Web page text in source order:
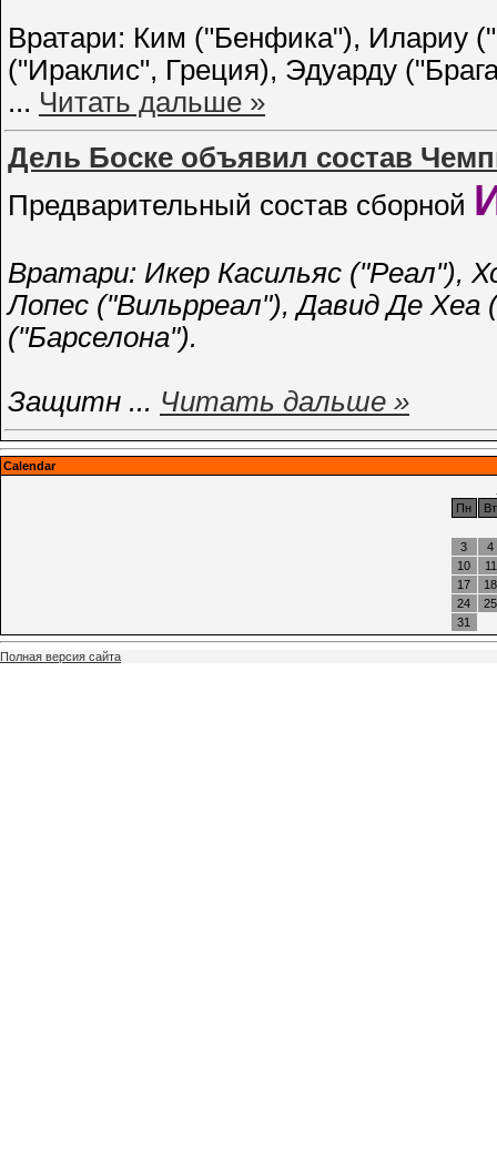
Вратари: Ким ("Бенфика"), Илариу
("Ираклис", Греция), Эдуарду
... Читать дальше »
Дель Боске объявил состав
Предварительный состав сборной
Вратари: Икер Касильяс ("Реал"),
Лопес ("Вильрреал"), Давид Де
("Барселона").
Защитн ... Читать дальше »
Calendar
Пн
Вт
3
4
10
11
17
18
24
25
31
Полная версия сайта